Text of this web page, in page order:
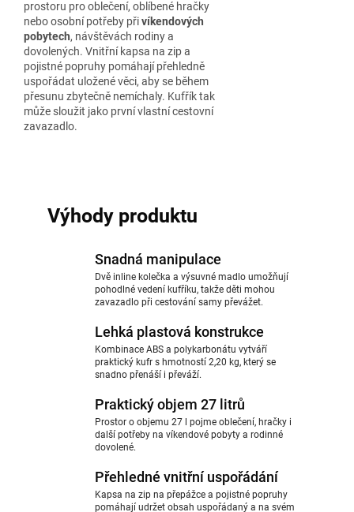
prostoru pro oblečení, oblíbené hračky
nebo osobní potřeby přivíkendových
pobytech, návštěvách rodiny a
dovolených. Vnitřní kapsa na zip a
pojistné popruhy pomáhají přehledně
uspořádat uložené věci, aby se během
přesunu zbytečně nemíchaly. Kufřík tak
může sloužit jako první vlastní cestovní
zavazadlo.
Výhody produktu
Snadná manipulace
Dvě inline kolečka a výsuvné madlo umožňují
pohodlné vedení kufříku, takže děti mohou
zavazadlo při cestování samy převážet.
Lehká plastová konstrukce
Kombinace ABS a polykarbonátu vytváří
praktický kufr s hmotností 2,20 kg, který se
snadno přenáší i převáží.
Praktický objem 27 litrů
Prostor o objemu 27 l pojme oblečení, hračky i
další potřeby na víkendové pobyty a rodinné
dovolené.
Přehledné vnitřní uspořádání
Kapsa na zip na přepážce a pojistné popruhy
pomáhají udržet obsah uspořádaný a na svém